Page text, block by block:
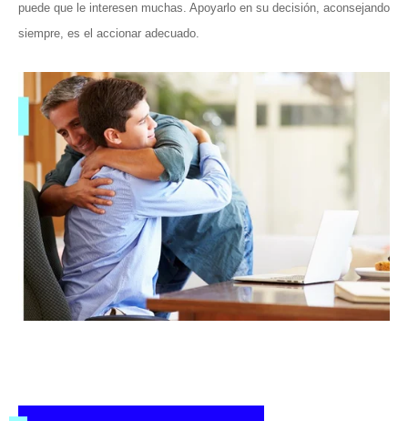
puede que le interesen muchas. Apoyarlo en su decisión, aconsejando
siempre, es el accionar adecuado.